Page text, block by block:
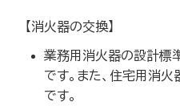
【消火器の交換】
業務用消火器の設計標
です。また、住宅用消
です。